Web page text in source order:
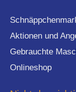
Aktionen und
Gebrauchte
Onlineshop